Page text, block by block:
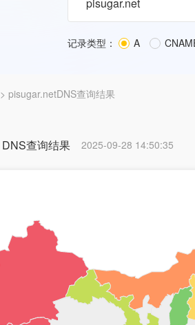
记录类型： A
> pisugar.netDNS查询结果
DNS查询结果 2025-09-28 14:50:35